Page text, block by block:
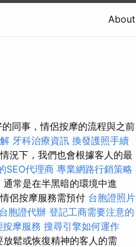
About
同事，情侶按摩的流程與之前
牙科治療資訊 換發護照手續
況下，我們也會根據客人的最
SEO代理商 專業網路行銷策略
常是在半黑暗的環境中進
侶按摩服務需預付 台胞證照片
胞證代辦 登記工商需要注意的
按摩服務 搜尋引擎如何運作
鬆或恢復精神的客人的需